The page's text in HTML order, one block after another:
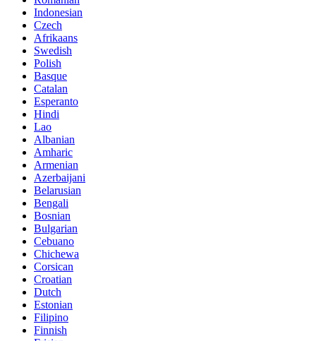
Indonesian
Czech
Afrikaans
Swedish
Polish
Basque
Catalan
Esperanto
Hindi
Lao
Albanian
Amharic
Armenian
Azerbaijani
Belarusian
Bengali
Bosnian
Bulgarian
Cebuano
Chichewa
Corsican
Croatian
Dutch
Estonian
Filipino
Finnish